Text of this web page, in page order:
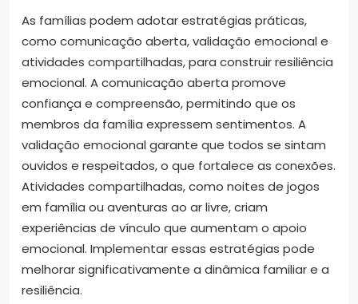
As famílias podem adotar estratégias práticas,
como comunicação aberta, validação emocional e
atividades compartilhadas, para construir resiliência
emocional. A comunicação aberta promove
confiança e compreensão, permitindo que os
membros da família expressem sentimentos. A
validação emocional garante que todos se sintam
ouvidos e respeitados, o que fortalece as conexões.
Atividades compartilhadas, como noites de jogos
em família ou aventuras ao ar livre, criam
experiências de vínculo que aumentam o apoio
emocional. Implementar essas estratégias pode
melhorar significativamente a dinâmica familiar e a
resiliência.